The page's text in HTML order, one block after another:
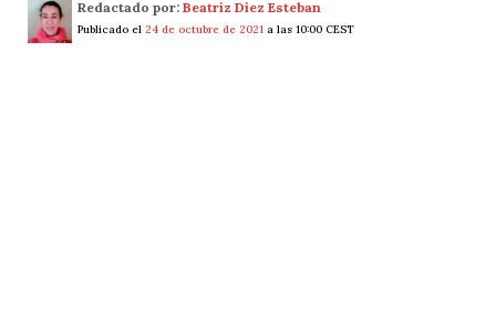
Redactado por: Beatriz Diez Esteban
Publicado el 24 de octubre de 2021 a las 10:00 CEST